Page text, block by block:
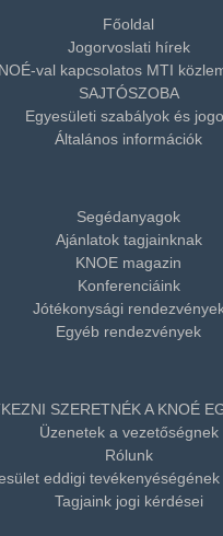
Főoldal
Jogorvoslati hírek
val kapcsolatos MTI
SAJTÓSZOBA
Egyesületi szabályok és
Általános információk
Segédanyagok
Ajánlatok tagjainknak
KNOE magazin
Konferenciáink
Jótékonysági
Egyéb rendezvények
SZERETNÉK A KNOÉ
Üzenetek a vezetőségnek
Rólunk
eddigi
Tagjaink jogi kérdései